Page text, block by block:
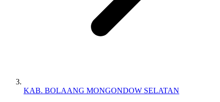
KAB. BOLAANG MONGONDOW SELATAN